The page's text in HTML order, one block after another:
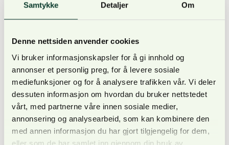
Samtykke Detaljer Om
Denne nettsiden anvender cookies
Vi bruker informasjonskapsler for å gi innhold og
annonser et personlig preg, for å levere sosiale
mediefunksjoner og for å analysere trafikken vår. Vi deler
dessuten informasjon om hvordan du bruker nettstedet
vårt, med partnerne våre innen sosiale medier,
annonsering og analysearbeid, som kan kombinere den
med annen informasjon du har gjort tilgjengelig for dem,
eller som de har samlet inn gjennom din bruk av
informasjon om tjenestene
våre.